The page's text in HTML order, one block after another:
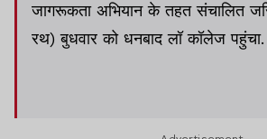
जागरूकता अभियान के तहत संचालित
रथ) बुधवार को धनबाद लॉ कॉलेज पहुंचा.